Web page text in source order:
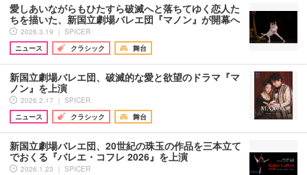
愛しあいながらもひたすら破滅へと落ちてゆく恋人た
ちを描いた、新国立劇場バレエ団『マノン』が開幕へ
2026.3.19 ｜ SPICER
ニュース
クラシック 舞台
新国立劇場バレエ団、破滅的な愛と欲望のドラマ『マ
ノン』を上演
2026.2.17 ｜ SPICER
ニュース
クラシック 舞台
新国立劇場バレエ団、20世紀の珠玉の作品を三本立て
でおくる『バレエ・コフレ 2026』を上演
2026.1.23 ｜ SPICER